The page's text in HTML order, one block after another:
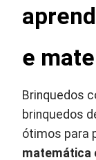
e
Brinquedos
brinquedos
ótimos para
matemática